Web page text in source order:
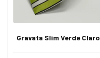
Gravata Slim Verde Claro